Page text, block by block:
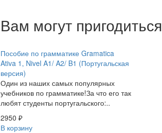
Вам могут пригодиться
Пособие по грамматике Gramatica
Ativa 1, Nivel A1/ A2/ B1 (Португальская
версия)
Один из наших самых популярных
учебников по грамматике!За что его так
любят студенты португальского:..
2950 ₽
В корзину